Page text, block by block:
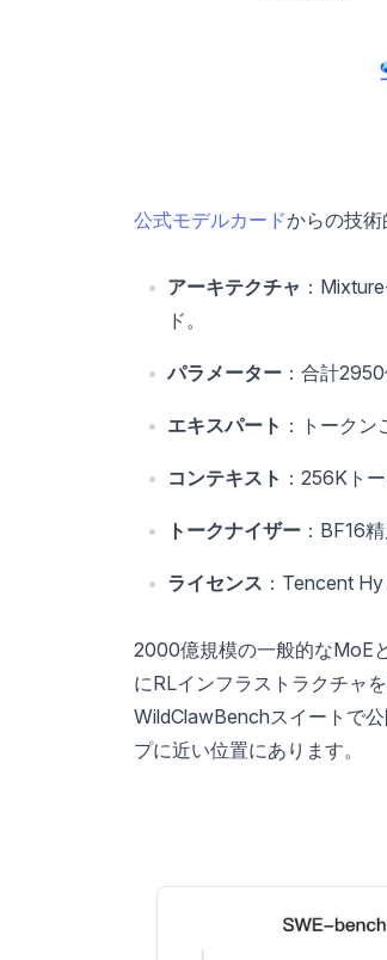
公式モデルカードからの技術
アーキテクチャ ：
ド。
パラメーター ：合計
エキスパート ：トーク
コンテキスト ：256Kト
トークナイザー ：BF16
ライセンス ：Tencent
2000億規模の一般的なMoE
にRLインフラストラクチャ
WildClawBenchスイートで
プに近い位置にあります。